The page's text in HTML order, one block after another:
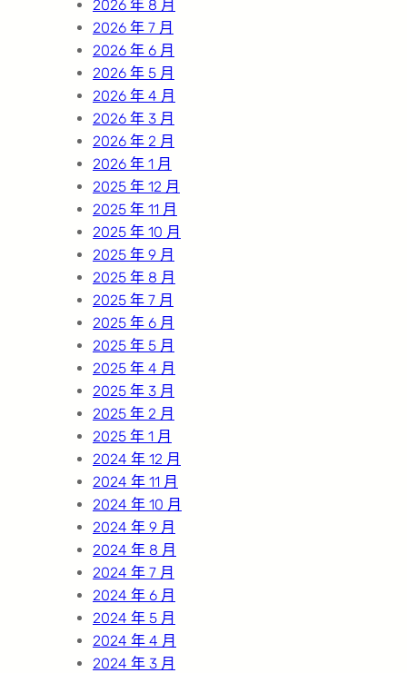
2026 年 8 月
2026 年 7 月
2026 年 6 月
2026 年 5 月
2026 年 4 月
2026 年 3 月
2026 年 2 月
2026 年 1 月
2025 年 12 月
2025 年 11 月
2025 年 10 月
2025 年 9 月
2025 年 8 月
2025 年 7 月
2025 年 6 月
2025 年 5 月
2025 年 4 月
2025 年 3 月
2025 年 2 月
2025 年 1 月
2024 年 12 月
2024 年 11 月
2024 年 10 月
2024 年 9 月
2024 年 8 月
2024 年 7 月
2024 年 6 月
2024 年 5 月
2024 年 4 月
2024 年 3 月